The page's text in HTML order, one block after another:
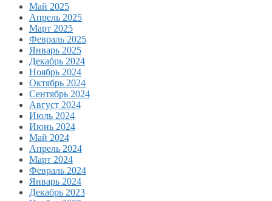
Май 2025
Апрель 2025
Март 2025
Февраль 2025
Январь 2025
Декабрь 2024
Ноябрь 2024
Октябрь 2024
Сентябрь 2024
Август 2024
Июль 2024
Июнь 2024
Май 2024
Апрель 2024
Март 2024
Февраль 2024
Январь 2024
Декабрь 2023